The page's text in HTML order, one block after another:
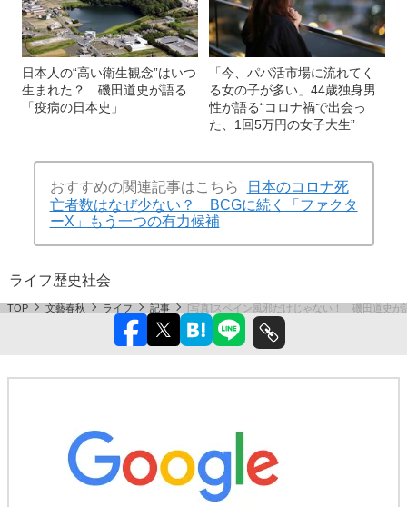
日本人の“高い衛生観念”はいつ
生まれた？ 磯田道史が語る
「疫病の日本史」
「今、パパ活市場に流れてく
る女の子が多い」44歳独身男
性が語る“コロナ禍で出会っ
た、1回5万円の女子大生”
おすすめの関連記事はこちら
日本のコロナ死
亡者数はなぜ少ない？ BCGに続く「ファクタ
ーX」もう一つの有力候補
ライフ歴史社会
TOP 文藝春秋 ライフ 記事 [写真]スペイン風邪だけじゃない！ 磯田道史が